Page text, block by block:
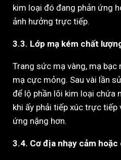
kim loại đó đang phản ứng
ảnh hưởng trực tiếp.
3.3. Lớp mạ kém chất
Trang sức mạ vàng, mạ
mạ cực mỏng. Sau vài lần
để lộ phần lõi kim loại chứa
khi ấy phải tiếp xúc trực tiếp
ứng nặng hơn.
3.4. Cơ địa nhạy cảm